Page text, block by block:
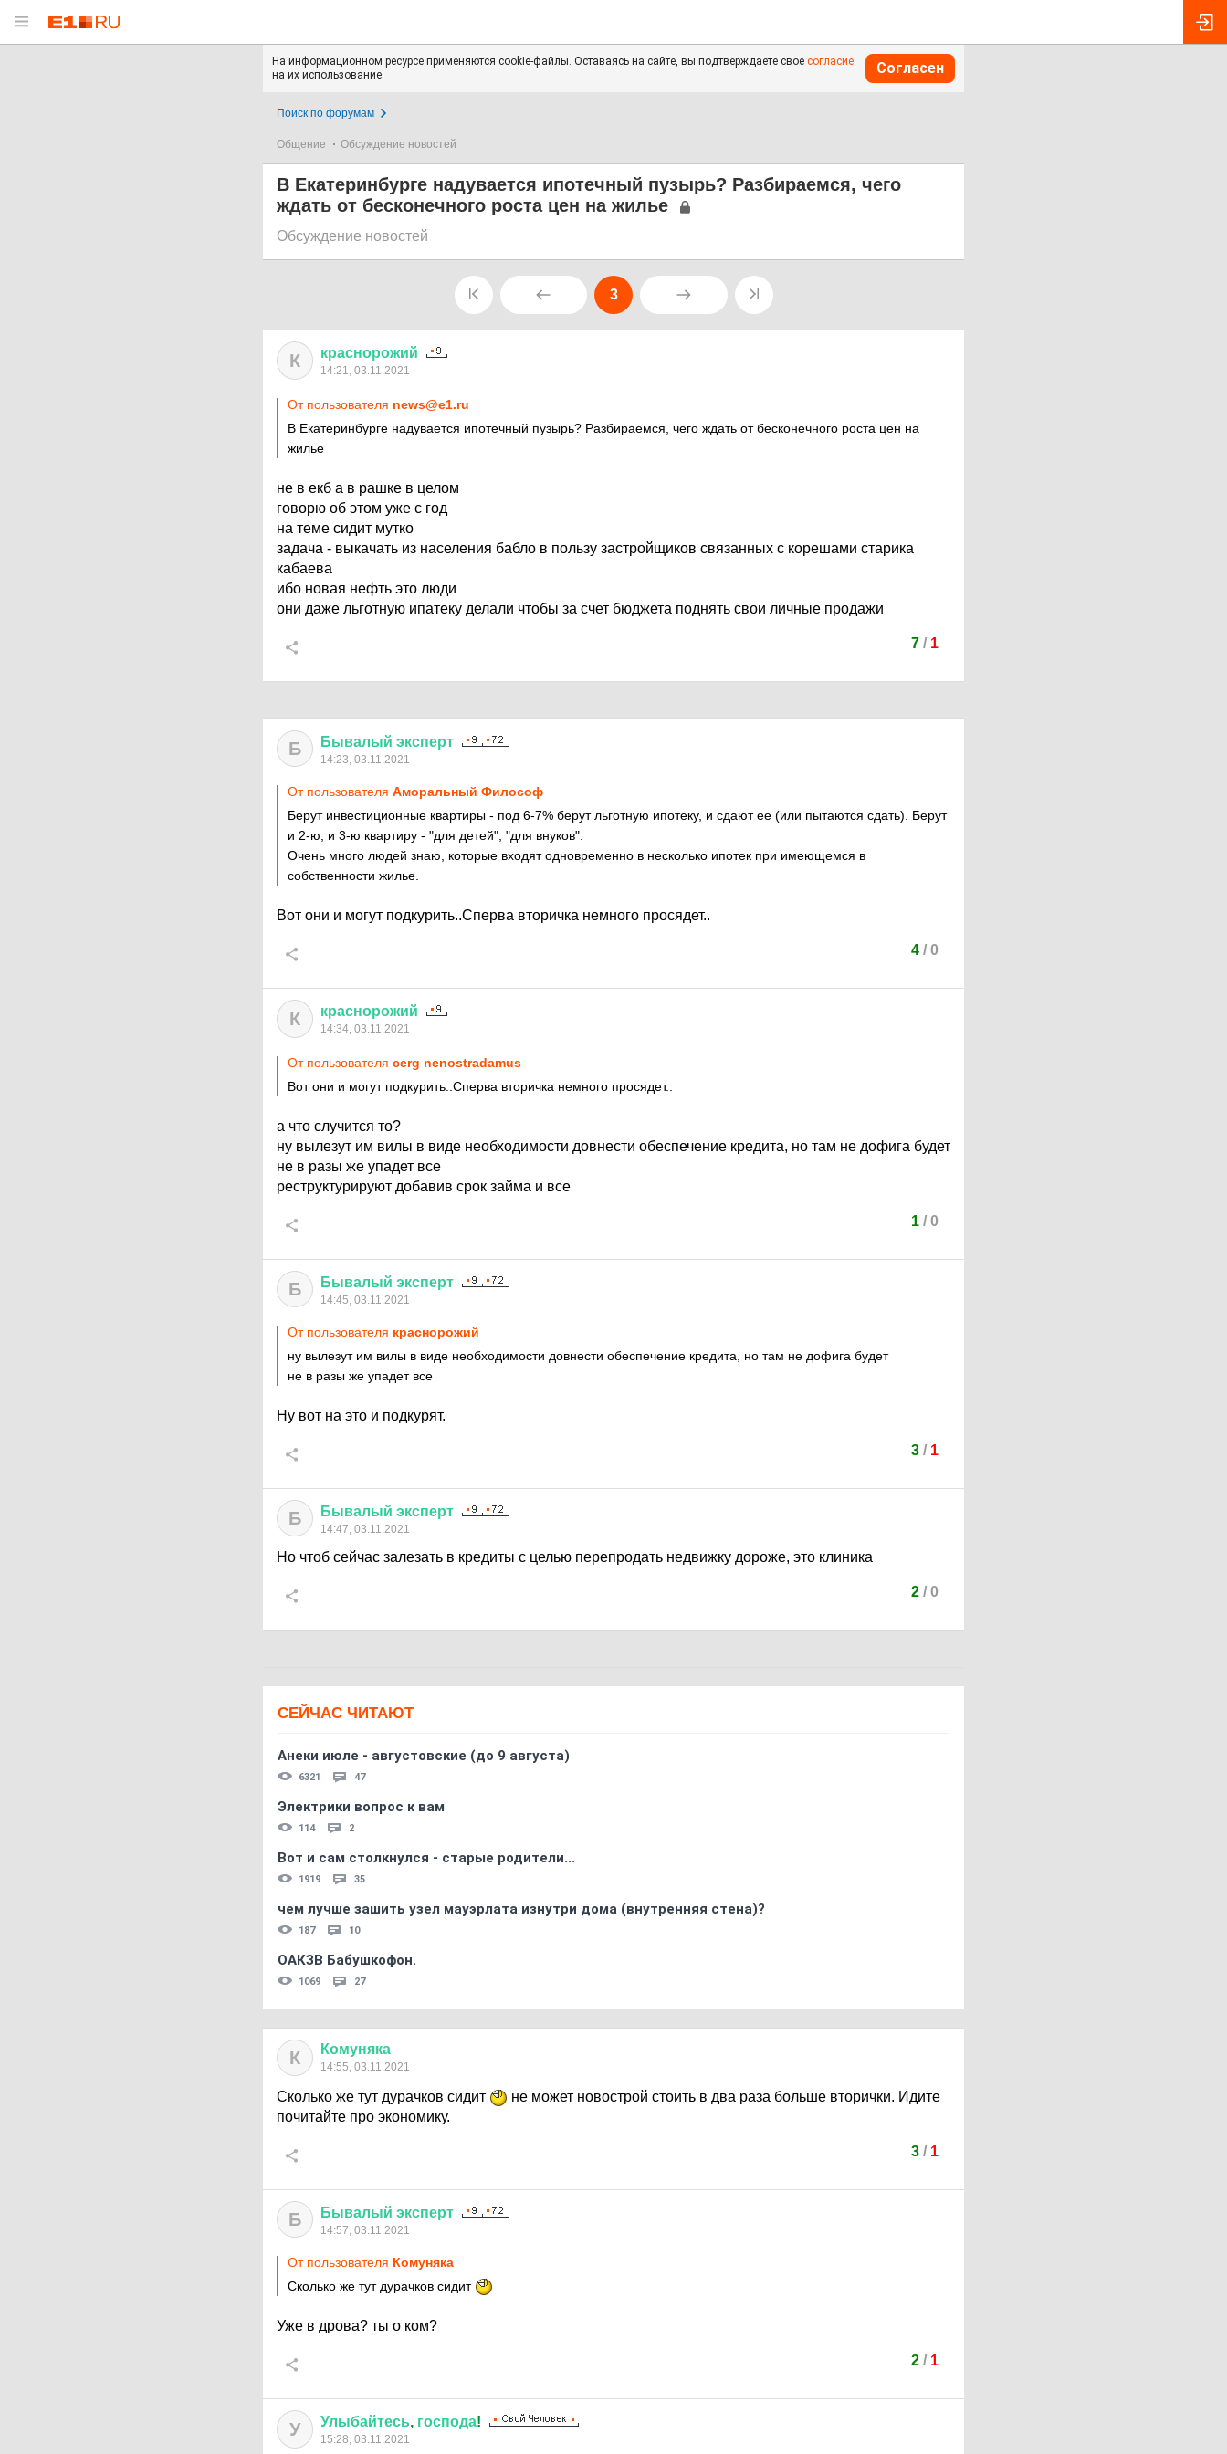
На информационном ресурсе применяются cookie-файлы. Оставаясь на сайте, вы подтверждаете свое согласие
на их использование.
Согласен
Поиск по форумам
Общение Обсуждение новостей
В Екатеринбурге надувается ипотечный пузырь? Разбираемся, чего
ждать от бесконечного роста цен на жилье
Обсуждение новостей
3
К краснорожий
14:21, 03.11.2021
От пользователя news@e1.ru
В Екатеринбурге надувается ипотечный пузырь? Разбираемся, чего ждать от бесконечного роста цен на
жилье
не в екб а в рашке в целом
говорю об этом уже с год
на теме сидит мутко
задача - выкачать из населения бабло в пользу застройщиков связанных с корешами старика
кабаева
ибо новая нефть это люди
они даже льготную ипатеку делали чтобы за счет бюджета поднять свои личные продажи
7/ 1
Б Бывалый эксперт
14:23, 03.11.2021
От пользователя Аморальный Философ
Берут инвестиционные квартиры - под 6-7% берут льготную ипотеку, и сдают ее (или пытаются сдать). Берут
и 2-ю, и 3-ю квартиру - "для детей", "для внуков".
Очень много людей знаю, которые входят одновременно в несколько ипотек при имеющемся в
собственности жилье.
Вот они и могут подкурить..Сперва вторичка немного просядет..
4/ 0
К краснорожий
14:34, 03.11.2021
От пользователя cerg nenostradamus
Вот они и могут подкурить..Сперва вторичка немного просядет..
а что случится то?
ну вылезут им вилы в виде необходимости довнести обеспечение кредита, но там не дофига будет
не в разы же упадет все
реструктурируют добавив срок займа и все
1/ 0
Б Бывалый эксперт
14:45, 03.11.2021
От пользователя краснорожий
ну вылезут им вилы в виде необходимости довнести обеспечение кредита, но там не дофига будет
не в разы же упадет все
Ну вот на это и подкурят.
3/ 1
Б Бывалый эксперт
14:47, 03.11.2021
Но чтоб сейчас залезать в кредиты с целью перепродать недвижку дороже, это клиника
2/ 0
СЕЙЧАС ЧИТАЮТ
Анеки июле - августовские (до 9 августа)
6321 47
Электрики вопрос к вам
114 2
Вот и сам столкнулся - старые родители...
1919 35
чем лучше зашить узел мауэрлата изнутри дома (внутренняя стена)?
187 10
ОАКЗВ Бабушкофон.
1069 27
К Комуняка
14:55, 03.11.2021
Сколько же тут дурачков сидит
не может новострой стоить в два раза больше вторички. Идите
почитайте про экономику.
3/ 1
Б Бывалый эксперт
14:57, 03.11.2021
От пользователя Комуняка
Сколько же тут дурачков сидит
Уже в дрова? ты о ком?
2/ 1
У Улыбайтесь, господа!
15:28, 03.11.2021